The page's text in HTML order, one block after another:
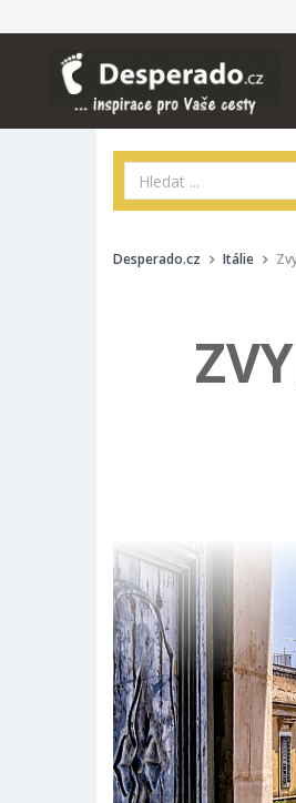
Desperado.cz Itálie